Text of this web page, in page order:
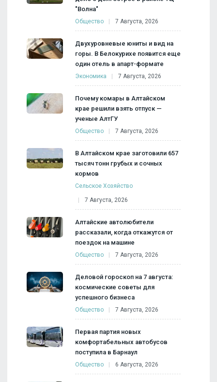
"Волна"
Общество 7 Августа, 2026
Двухуровневые юниты и вид на
горы. В Белокурихе появится еще
один отель в апарт-формате
Экономика 7 Августа, 2026
Почему комары в Алтайском
крае решили взять отпуск —
ученые АлтГУ
Общество 7 Августа, 2026
В Алтайском крае заготовили 657
тысяч тонн грубых и сочных
кормов
Сельское Хозяйство
7 Августа, 2026
Алтайские автолюбители
рассказали, когда откажутся от
поездок на машине
Общество 7 Августа, 2026
Деловой гороскоп на 7 августа:
космические советы для
успешного бизнеса
Общество 7 Августа, 2026
Первая партия новых
комфортабельных автобусов
поступила в Барнаул
Общество 6 Августа, 2026